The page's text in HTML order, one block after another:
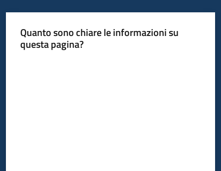
Quanto sono chiare le informazioni su
questa pagina?